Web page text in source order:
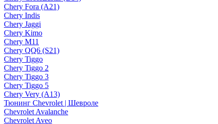
Chery Fora (A21)
Chery Indis
Chery Jaggi
Chery Kimo
Chery M11
Chery QQ6 (S21)
Chery Tiggo
Chery Tiggo 2
Chery Tiggo 3
Chery Tiggo 5
Chery Very (A13)
Тюнинг Chevrolet | Шевроле
Chevrolet Avalanche
Chevrolet Aveo